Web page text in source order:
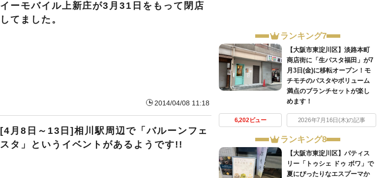
イーモバイル上新庄が3月31日をもって閉店
してました。
2014/04/08 11:18
[4月8日～13日]相川駅周辺で「バルーンフェ
スタ」というイベントがあるようです!!
ランキング7
【大阪市東淀川区】淡路本町
商店街に「生パスタ福田」が7
月3日(金)に移転オープン！モ
チモチのパスタやボリューム
満点のブランチセットが楽し
めます！
6,202ビュー 2026年7月16日(木)の記事
ランキング8
【大阪市東淀川区】パティス
リー「トゥシェ ドゥ ボワ」で
夏にぴったりなエスプーマか